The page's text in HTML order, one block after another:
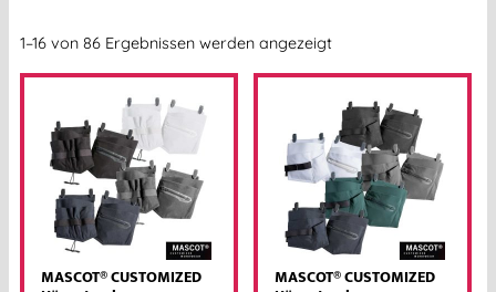
1–16 von 86 Ergebnissen werden angezeigt
MASCOT® CUSTOMIZED MASCOT® CUSTOMIZED